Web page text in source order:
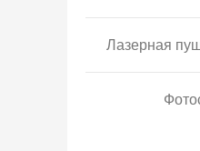
Лазерная